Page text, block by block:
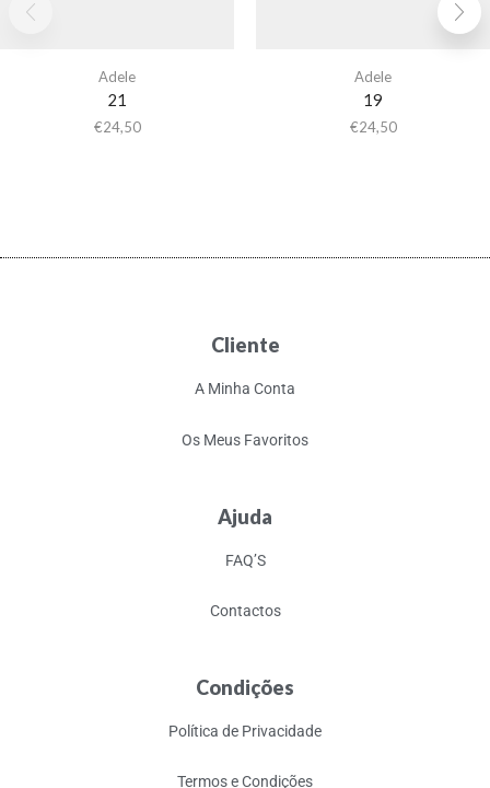
Adele
21
€24,50
Adele
19
€24,50
Cliente
A Minha Conta
Os Meus Favoritos
Ajuda
FAQ’S
Contactos
Condições
Política de Privacidade
Termos e Condições